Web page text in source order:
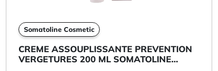
Somatoline Cosmetic
CREME ASSOUPLISSANTE PREVENTION
VERGETURES 200 ML SOMATOLINE